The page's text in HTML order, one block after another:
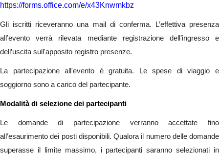
https://forms.office.com/e/x43Knwmkbz
Gli iscritti riceveranno una mail di conferma. L’effettiva presenza
all’evento verrà rilevata mediante registrazione dell’ingresso e
dell’uscita sull'apposito registro presenze.
La partecipazione all'evento è gratuita. Le spese di viaggio e
soggiorno sono a carico del partecipante.
Modalità di selezione dei partecipanti
Le domande di partecipazione verranno accettate fino
all’esaurimento dei posti disponibili. Qualora il numero delle domande
superasse il limite massimo, i partecipanti saranno selezionati in